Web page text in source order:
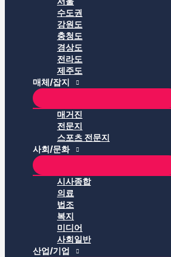
수도권
강원도
충청도
경상도
전라도
제주도
매체/잡지
매거진
전문지
스포츠 전문지
사회/문화
시사종합
의료
법조
복지
미디어
사회일반
산업/기업